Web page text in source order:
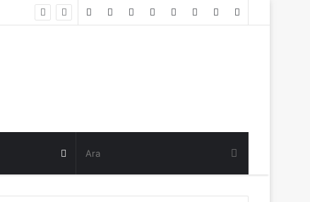
Random
Random
Post